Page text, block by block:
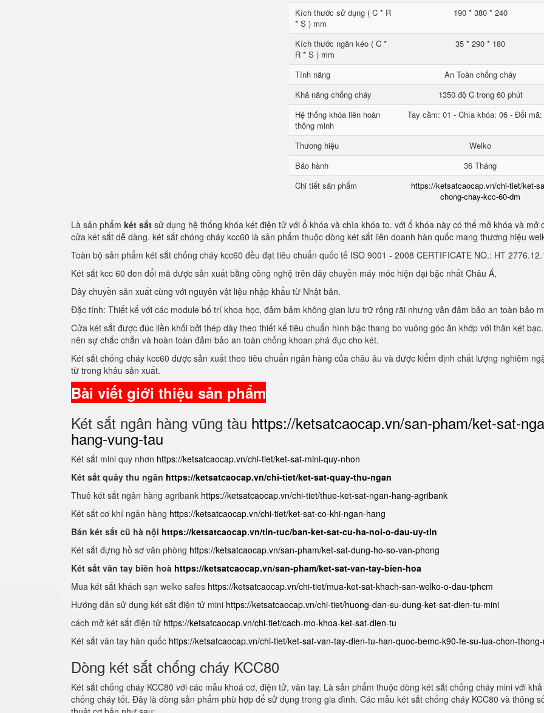
Kích thước sử dụng ( C * R
* S ) mm
190 * 380 * 240
Kích thước ngăn kéo ( C *
R * S ) mm
35 * 290 * 180
Tính năng
An Toàn chống cháy
Khả năng chống cháy
1350 độ C trong 60 phút
Hệ thống khóa liên hoàn
thông minh
Tay cầm: 01 - Chìa khóa: 06 - Đổi
Thương hiệu
Welko
Bảo hành
36 Tháng
Chi tiết sản phẩm
https://ketsatcaocap.vn/chi-tiet/ket-
chong-chay-kcc-60-dm
Là sản phẩm két sắt sử dụng hệ thống khóa két điện tử với ổ khóa và chìa khóa to. với ổ khóa này có thể mở khóa và mở
cửa két sắt dễ dàng. két sắt chóng cháy kcc60 là sản phẩm thuộc dòng két sắt liên doanh hàn quốc mang thương hiệu
Toàn bộ sản phẩm két sắt chống cháy kcc60 đều đạt tiêu chuẩn quốc tế ISO 9001 - 2008 CERTIFICATE NO.: HT
Két sắt kcc 60 đen đổi mã được sản xuất bằng công nghệ trên dây chuyền máy móc hiện đại bậc nhất Châu Á,
Dây chuyền sản xuất cùng với nguyên vật liệu nhập khẩu từ Nhật bản.
Đặc tính: Thiết kế với các module bố trí khoa học, đảm bảm không gian lưu trữ rộng rãi nhưng vẫn đảm bảo an toàn bảo
Cửa két sắt được đúc liền khối bởi thép dày theo thiết kế tiêu chuẩn hình bậc thang bo vuông góc ăn khớp với thân két
nên sự chắc chắn và hoàn toàn đảm bảo an toàn chống khoan phá đục cho két.
Két sắt chống cháy kcc60 được sản xuất theo tiêu chuẩn ngân hàng của châu âu và được kiểm định chất lượng nghiêm
từ trong khâu sản xuất.
Bài viết giới thiệu sản phẩm
Két sắt ngân hàng vũng tàu https://ketsatcaocap.vn/san-pham/ket-sat-
hang-vung-tau
Két sắt mini quy nhơn https://ketsatcaocap.vn/chi-tiet/ket-sat-mini-quy-nhon
Két sắt quầy thu ngân https://ketsatcaocap.vn/chi-tiet/ket-sat-quay-thu-ngan
Thuê két sắt ngân hàng agribank https://ketsatcaocap.vn/chi-tiet/thue-ket-sat-ngan-hang-agribank
Két sắt cơ khí ngân hàng https://ketsatcaocap.vn/chi-tiet/ket-sat-co-khi-ngan-hang
Bán két sắt cũ hà nội https://ketsatcaocap.vn/tin-tuc/ban-ket-sat-cu-ha-noi-o-dau-uy-tin
Két sắt đựng hồ sơ văn phòng https://ketsatcaocap.vn/san-pham/ket-sat-dung-ho-so-van-phong
Két sắt vân tay biên hoà https://ketsatcaocap.vn/san-pham/ket-sat-van-tay-bien-hoa
Mua két sắt khách sạn welko safes https://ketsatcaocap.vn/chi-tiet/mua-ket-sat-khach-san-welko-o-dau-tphcm
Hướng dẫn sử dụng két sắt điện tử mini https://ketsatcaocap.vn/chi-tiet/huong-dan-su-dung-ket-sat-dien-tu-mini
cách mở két sắt điện tử https://ketsatcaocap.vn/chi-tiet/cach-mo-khoa-ket-sat-dien-tu
Két sắt vân tay hàn quốc https://ketsatcaocap.vn/chi-tiet/ket-sat-van-tay-dien-tu-han-quoc-bemc-k90-fe-su-lua-chon-
Dòng két sắt chống cháy KCC80
Két sắt chống cháy KCC80 với các mẫu khoá cơ, điện tử, vân tay. Là sản phẩm thuộc dòng két sắt chống cháy mini với
chống cháy tốt. Đây là dòng sản phẩm phù hợp để sử dụng trong gia đình. Các mẫu két sắt chống cháy KCC80 và thông